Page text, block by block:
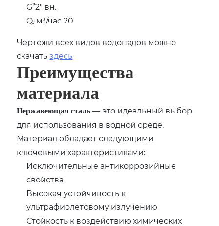
G”2″ вн.
Q, м³/час 20
Чертежи всех видов водопадов можно
скачатьздесь
Преимущества
материала
Нержавеющая сталь — это идеальный выбор
для использования в водной среде.
Материал обладает следующими
ключевыми характеристиками:
Исключительные антикоррозийные
свойства
Высокая устойчивость к
ультрафиолетовому излучению
Стойкость к воздействию химических